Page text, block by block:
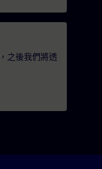
之後我們將透